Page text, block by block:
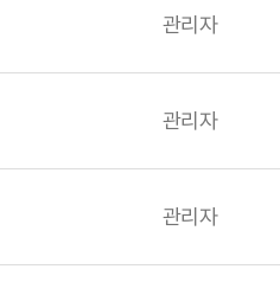
관리자
관리자
관리자